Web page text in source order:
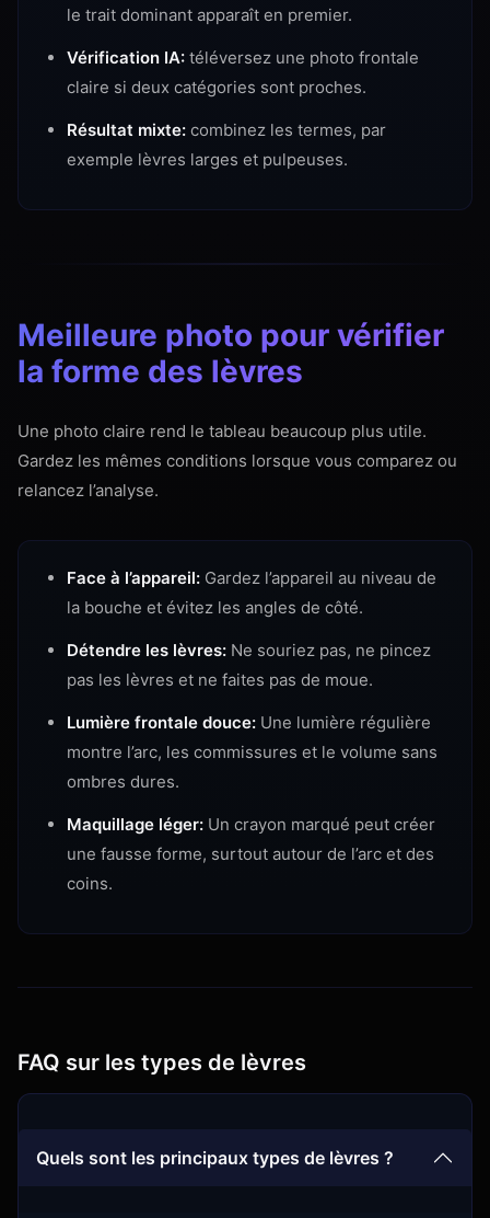
le trait dominant apparaît en premier.
Vérification IA: téléversez une photo frontale
claire si deux catégories sont proches.
Résultat mixte: combinez les termes, par
exemple lèvres larges et pulpeuses.
Meilleure photo pour vérifier
la forme des lèvres
Une photo claire rend le tableau beaucoup plus utile.
Gardez les mêmes conditions lorsque vous comparez ou
relancez l’analyse.
Face à l’appareil: Gardez l’appareil au niveau de
la bouche et évitez les angles de côté.
Détendre les lèvres: Ne souriez pas, ne pincez
pas les lèvres et ne faites pas de moue.
Lumière frontale douce: Une lumière régulière
montre l’arc, les commissures et le volume sans
ombres dures.
Maquillage léger: Un crayon marqué peut créer
une fausse forme, surtout autour de l’arc et des
coins.
FAQ sur les types de lèvres
Quels sont les principaux types de lèvres ?